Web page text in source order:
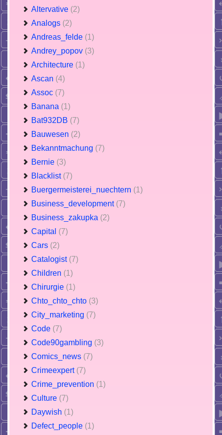
Altervative (2)
Analogs (2)
Andreas_felde (1)
Andrey_popov (3)
Architecture (1)
Ascan (4)
Assoc (7)
Banana (1)
Bat932DB (7)
Bauwesen (2)
Bekanntmachung (7)
Bernie (3)
Blacklist (7)
Buergermeisterei_nuechtern (1)
Business_development (7)
Business_zakupka (2)
Capital (7)
Cars (2)
Catalogist (7)
Children (1)
Chirurgie (1)
Chto_chto_chto (3)
City_marketing (7)
Code (7)
Code90gambling (3)
Comics_news (7)
Crimeexpert (7)
Crime_prevention (1)
Culture (7)
Daywish (1)
Defect_people (1)